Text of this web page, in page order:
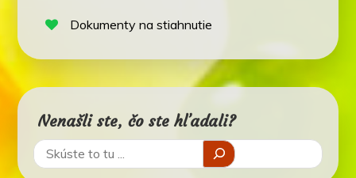
Dokumenty na stiahnutie
Nenašli ste, čo ste hľadali?